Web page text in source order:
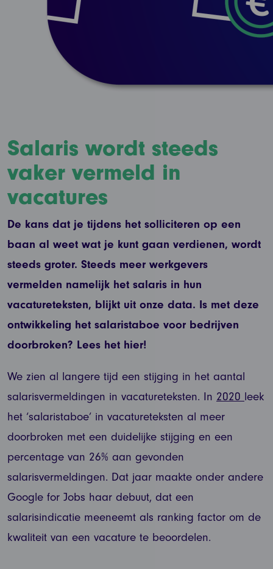
Salaris wordt steeds
vaker vermeld in
vacatures
De kans dat je tijdens het solliciteren op een
baan al weet wat je kunt gaan verdienen, wordt
steeds groter. Steeds meer werkgevers
vermelden namelijk het salaris in hun
vacatureteksten, blijkt uit onze data. Is met deze
ontwikkeling het salaristaboe voor bedrijven
doorbroken? Lees het hier!
We zien al langere tijd een stijging in het aantal
salarisvermeldingen in vacatureteksten. In 2020 leek
het ‘salaristaboe’ in vacatureteksten al meer
doorbroken met een duidelijke stijging en een
percentage van 26% aan gevonden
salarisvermeldingen. Dat jaar maakte onder andere
Google for Jobs haar debuut, dat een
salarisindicatie meeneemt als ranking factor om de
kwaliteit van een vacature te beoordelen.